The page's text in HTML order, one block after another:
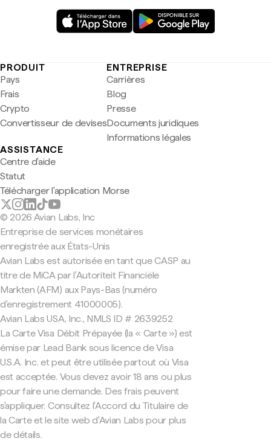
PRODUIT
Pays
Frais
Crypto
Convertisseur de devises
ENTREPRISE
Carrières
Blog
Presse
Documents juridiques
Informations légales
ASSISTANCE
Centre d'aide
Statut
Télécharger l'application Morse
© 2026 Avian Labs, Inc
Entreprise de services monétaires
enregistrée aux États-Unis
Avian Labs est autorisée en tant que CASP au
titre de MiCA par l'Autoriteit Financiële
Markten (AFM) aux Pays-Bas (numéro
d'enregistrement 41000005).
Avian Labs USA, Inc., NMLS ID # 2639252
La Carte Visa Débit Prépayée (la « Carte ») est
émise par Lead Bank sous licence de Visa
U.S.A. Inc. et peut être utilisée partout où Visa
est acceptée. Vous devez avoir 18 ans ou plus
pour faire une demande. Des frais peuvent
s'appliquer. Consultez l'Accord du Titulaire de
la Carte et le site web d'Avian Labs pour plus
de détails.